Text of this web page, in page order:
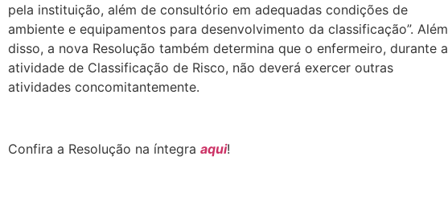
pela instituição, além de consultório em adequadas condições de
ambiente e equipamentos para desenvolvimento da classificação”. Além
disso, a nova Resolução também determina que o enfermeiro, durante a
atividade de Classificação de Risco, não deverá exercer outras
atividades concomitantemente.
Confira a Resolução na íntegra aqui!